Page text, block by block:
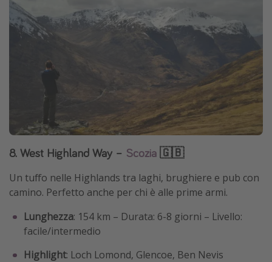
8. West Highland Way – Scozia 🇬🇧
Un tuffo nelle Highlands tra laghi, brughiere e pub con
camino. Perfetto anche per chi è alle prime armi.
Lunghezza: 154 km – Durata: 6-8 giorni – Livello:
facile/intermedio
Highlight: Loch Lomond, Glencoe, Ben Nevis